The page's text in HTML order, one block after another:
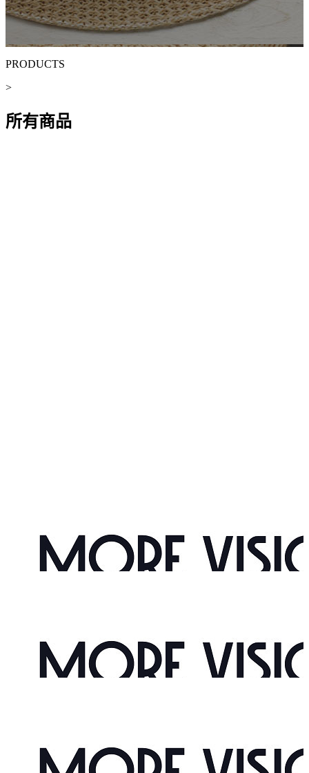
PRODUCTS
>
所有商品